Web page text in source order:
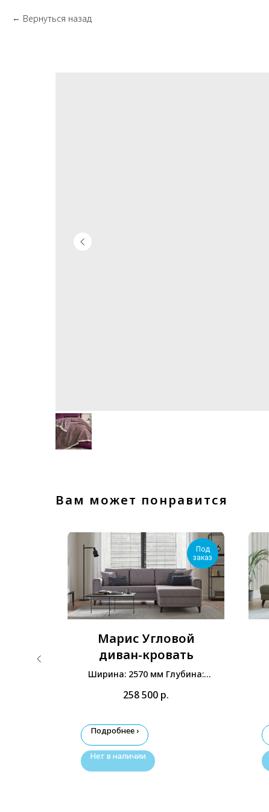
Вернуться назад
Вам может понравится
Под
заказ
Марис Угловой
диван-кровать
Ширина: 2570 мм Глубина:
258 500 р.
Подробнее ›
Нет в наличии